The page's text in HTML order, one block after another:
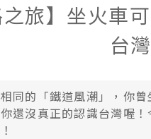
之旅】坐火車
台
同的「鐵道風潮」，你
還沒真正的認識台灣喔